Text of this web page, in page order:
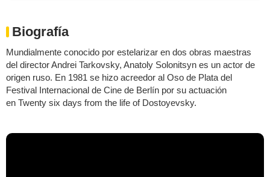
Biografía
Mundialmente conocido por estelarizar en dos obras maestras
del director Andrei Tarkovsky, Anatoly Solonitsyn es un actor de
origen ruso. En 1981 se hizo acreedor al Oso de Plata del
Festival Internacional de Cine de Berlín por su actuación
en Twenty six days from the life of Dostoyevsky.